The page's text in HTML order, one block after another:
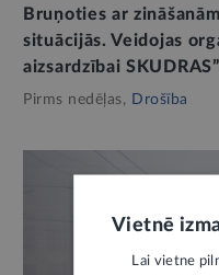
Bruņoties ar
situācijās. Veidojas
aizsardzībai SKUDRAS”
Pirms nedēļas, Drošība
Vietnē
Lai vietne